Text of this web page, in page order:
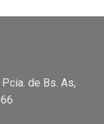
de Bs. As,